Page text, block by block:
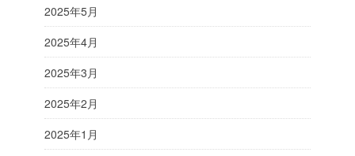
2025年5月
2025年4月
2025年3月
2025年2月
2025年1月